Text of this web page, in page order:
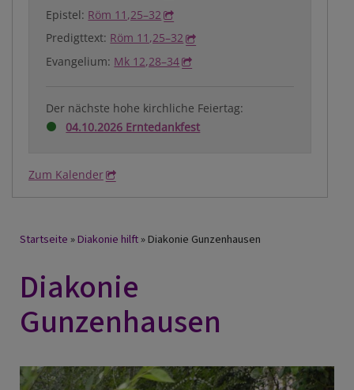
Epistel: Röm 11,25–32
Predigttext: Röm 11,25–32
Evangelium: Mk 12,28–34
Der nächste hohe kirchliche Feiertag:
04.10.2026 Erntedankfest
Zum Kalender
Breadcrumb
Startseite Diakonie hilft Diakonie Gunzenhausen
Diakonie
Gunzenhausen